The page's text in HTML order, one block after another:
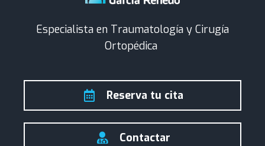
Especialista en Traumatología y Cirugía
Ortopédica
Reserva tu cita
Contactar